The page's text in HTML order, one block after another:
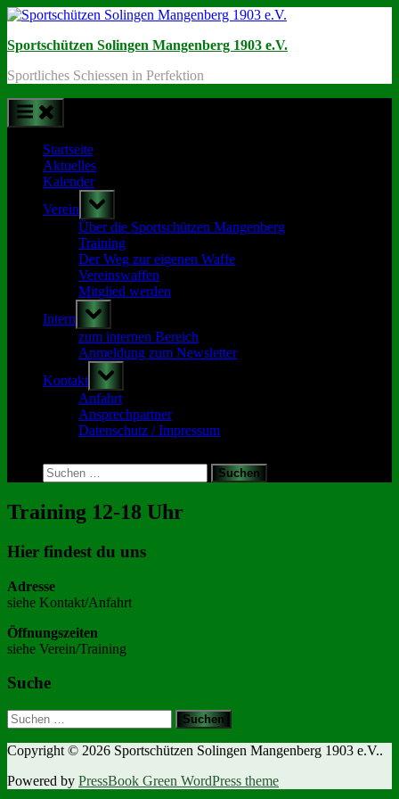
Skip
content
Sportschützen Solingen Mangenberg 1903 e.V.
Sportliches Schiessen in Perfektion
Startseite
Aktuelles
Kalender
Verein
Toggle
sub-
menu
Über die Sportschützen Mangenberg
Training
Der Weg zur eigenen Waffe
Vereinswaffen
Mitglied werden
Intern
Toggle
sub-
menu
zum internen Bereich
Anmeldung zum Newsletter
Kontakt
Toggle
sub-
menu
Anfahrt
Ansprechpartner
Datenschutz / Impressum
search
form
Suchen
nach:
Training 12-18 Uhr
Hier findest du uns
Adresse
siehe Kontakt/Anfahrt
Öffnungszeiten
siehe Verein/Training
Suche
Suchen
nach:
Copyright © 2026 Sportschützen Solingen Mangenberg 1903 e.V..
Powered by PressBook Green WordPress theme